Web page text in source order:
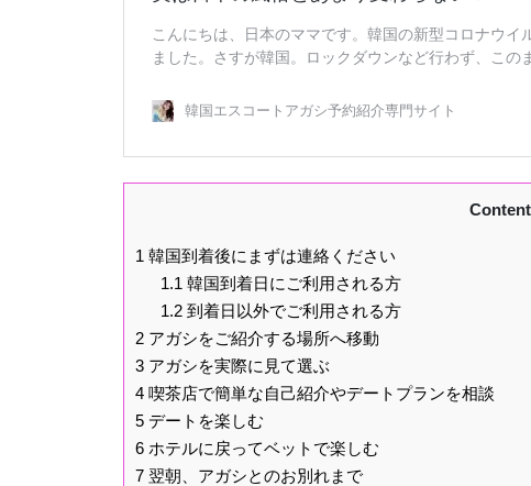
1 韓国到着後にまずは連絡ください
1.1 韓国到着日にご利用される方
1.2到着日以外でご利用される方
2 アガシをご紹介する場所へ移動
3 アガシを実際に見て選ぶ
4 喫茶店で簡単な自己紹介やデートプランを相談
5 デートを楽しむ
6 ホテルに戻ってベットで楽しむ
7 翌朝、アガシとのお別れまで